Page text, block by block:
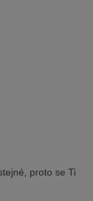
proto se Ti